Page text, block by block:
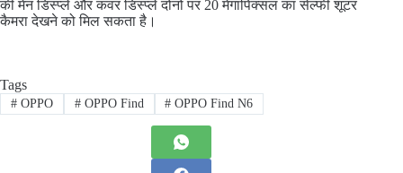
की मेन डिस्प्ले और कवर डिस्प्ले दोनों पर 20 मेगापिक्सल का सेल्फी शूटर
कैमरा देखने को मिल सकता है।
Tags
#OPPO #OPPO Find # OPPO Find N6